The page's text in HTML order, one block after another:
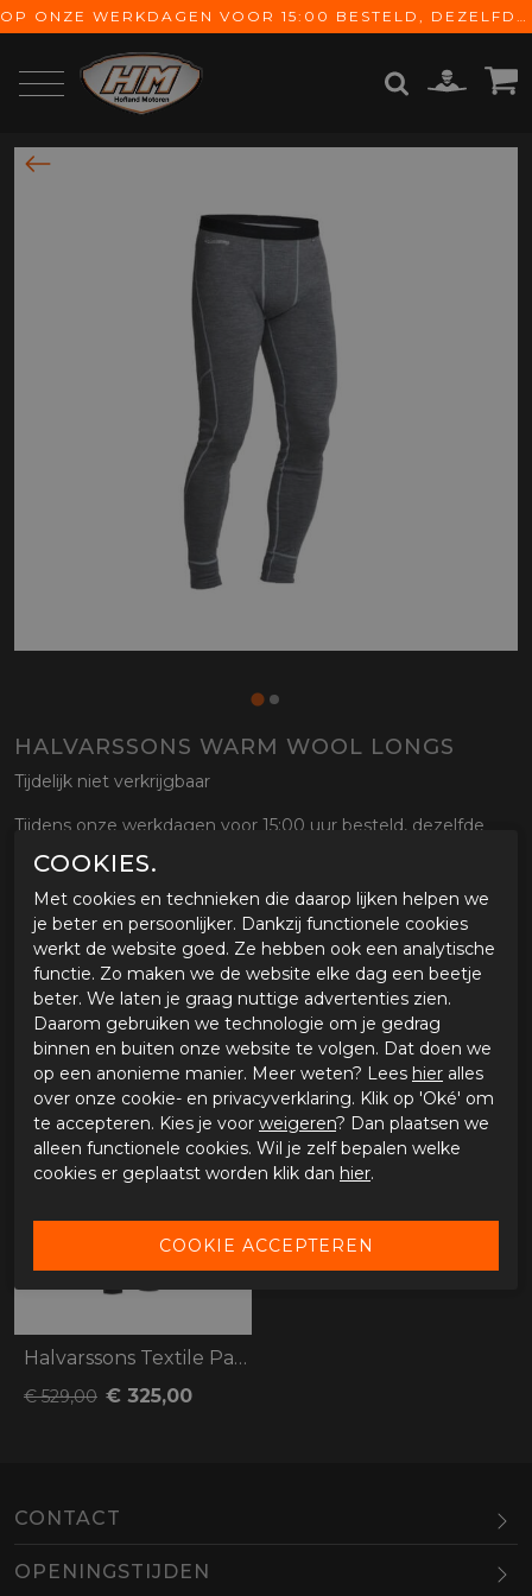
OP ONZE WERKDAGEN VOOR 15:00 BESTELD, DEZELFDE DAG VERZONDEN! GRATIS VERZENDING VANAF € 65,-
HALVARSSONS WARM WOOL LONGS
Tijdelijk niet verkrijgbaar
Tijdens onze werkdagen voor 15:00 uur besteld, dezelfde
dag verstuurd.
OMSCHRIJVING HALVARSSONS WARM WOOL
LONGS
OUT-Gear (outgoing)
GERELATEERDE PRODUCTEN
-39%
Halvarssons Textile Pants Malung
€ 529,00 € 325,00
CONTACT
OPENINGSTIJDEN
COOKIES.
Met cookies en technieken die daarop lijken helpen we
je beter en persoonlijker. Dankzij functionele cookies
werkt de website goed. Ze hebben ook een analytische
functie. Zo maken we de website elke dag een beetje
beter. We laten je graag nuttige advertenties zien.
Daarom gebruiken we technologie om je gedrag
binnen en buiten onze website te volgen. Dat doen we
op een anonieme manier. Meer weten? Lees hier alles
over onze cookie- en privacyverklaring. Klik op 'Oké' om
te accepteren. Kies je voor weigeren? Dan plaatsen we
alleen functionele cookies. Wil je zelf bepalen welke
cookies er geplaatst worden klik dan hier.